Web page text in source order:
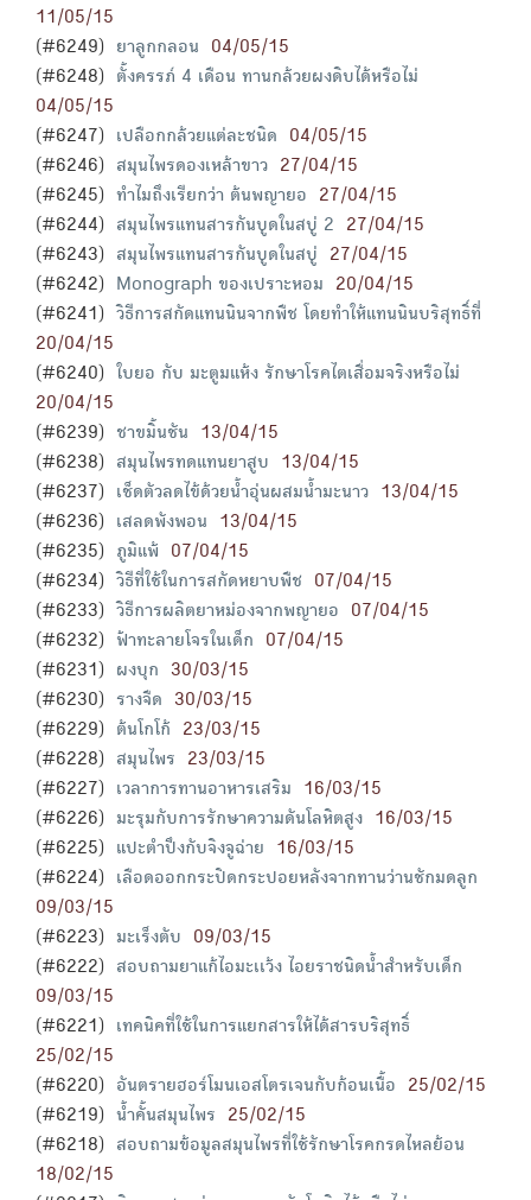
11/05/15
(#6249)
ยาลูกกลอน
04/05/15
(#6248)
ตั้งครรภ์ 4 เดือน ทานกล้วยผงดิบได้หรือไม่
04/05/15
(#6247)
เปลือกกล้วยแต่ละชนิด
04/05/15
(#6246)
สมุนไพรดองเหล้าขาว
27/04/15
(#6245)
ทำไมถึงเรียกว่า ต้นพญายอ
27/04/15
(#6244)
สมุนไพรแทนสารกันบูดในสบู่ 2
27/04/15
(#6243)
สมุนไพรแทนสารกันบูดในสบู่
27/04/15
(#6242)
Monograph ของเปราะหอม
20/04/15
(#6241)
วิธีการสกัดแทนนินจากพืช โดยทำให้แทนนินบริสุทธิ์ที่
20/04/15
(#6240)
ใบยอ กับ มะตูมแห้ง รักษาโรคไตเสื่อมจริงหรือไม่
20/04/15
(#6239)
ชาขมิ้นชัน
13/04/15
(#6238)
สมุนไพรทดแทนยาสูบ
13/04/15
(#6237)
เช็ดตัวลดไข้ด้วยน้ำอุ่นผสมน้ำมะนาว
13/04/15
(#6236)
เสลดพังพอน
13/04/15
(#6235)
ภูมิแพ้
07/04/15
(#6234)
วิธีที่ใช้ในการสกัดหยาบพืช
07/04/15
(#6233)
วิธีการผลิตยาหม่องจากพญายอ
07/04/15
(#6232)
ฟ้าทะลายโจรในเด็ก
07/04/15
(#6231)
ผงบุก
30/03/15
(#6230)
รางจืด
30/03/15
(#6229)
ต้นโกโก้
23/03/15
(#6228)
สมุนไพร
23/03/15
(#6227)
เวลาการทานอาหารเสริม
16/03/15
(#6226)
มะรุมกับการรักษาความดันโลหิตสูง
16/03/15
(#6225)
แปะตำปึงกับจิงจูฉ่าย
16/03/15
(#6224)
เลือดออกกระปิดกระปอยหลังจากทานว่านชักมดลูก
09/03/15
(#6223)
มะเร็งตับ
09/03/15
(#6222)
สอบถามยาแก้ไอมะเเว้ง ไอยราชนิดน้ำสำหรับเด็ก
09/03/15
(#6221)
เทคนิคที่ใช้ในการแยกสารให้ได้สารบริสุทธิ์
25/02/15
(#6220)
อันตรายฮอร์โมนเอสโตรเจนกับก้อนเนื้อ
25/02/15
(#6219)
น้ำคั้นสมุนไพร
25/02/15
(#6218)
18/02/15